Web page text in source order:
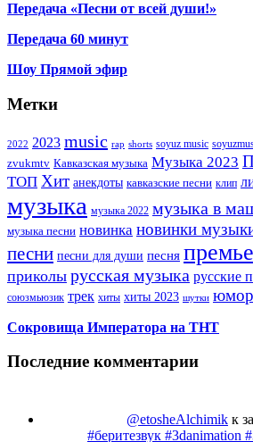
Передача «Песни от всей души!»
Передача 60 минут
Шоу Прямой эфир
Метки
2022 2023 music rap shorts soyuz music
zvukmtv Кавказская музыка Музыка 2023
ТОП Хит анекдоты кавказские песни клип
музыка музыка 2022 музыка в
музыка песни новинка новинки
песни песни для души песня
приколы русская музыка русские
союзмьюзик трек хиты хиты 2023 шутки юмор
Сокровища Императора на ТНТ
Последние комментарии
@etosheAlchimik к
#беритезвук #3danimation